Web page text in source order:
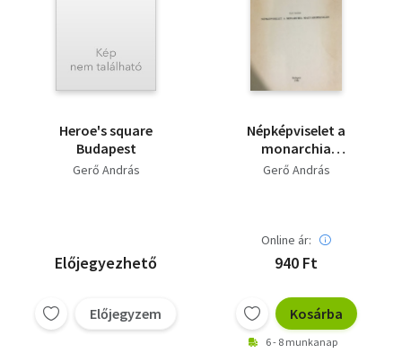
Heroe's square
Budapest
Gerő András
Előjegyezhető
Előjegyzem
Népképviselet a
monarchia
Magyarországán
Gerő András
Online ár:
940 Ft
Kosárba
6 - 8 munkanap